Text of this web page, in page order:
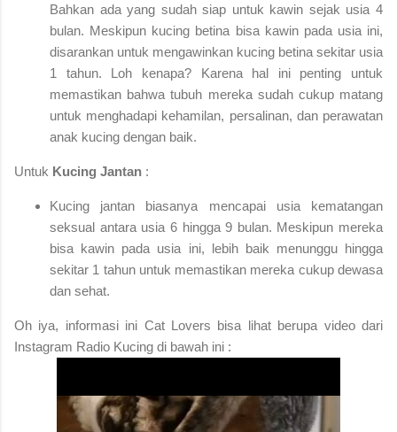
Bahkan ada yang sudah siap untuk kawin sejak usia 4
bulan. Meskipun kucing betina bisa kawin pada usia ini,
disarankan untuk mengawinkan kucing betina sekitar usia
1 tahun. Loh kenapa? Karena hal ini penting untuk
memastikan bahwa tubuh mereka sudah cukup matang
untuk menghadapi kehamilan, persalinan, dan perawatan
anak kucing dengan baik.
Untuk Kucing Jantan :
Kucing jantan biasanya mencapai usia kematangan
seksual antara usia 6 hingga 9 bulan. Meskipun mereka
bisa kawin pada usia ini, lebih baik menunggu hingga
sekitar 1 tahun untuk memastikan mereka cukup dewasa
dan sehat.
Oh iya, informasi ini Cat Lovers bisa lihat berupa video dari
Instagram Radio Kucing di bawah ini :